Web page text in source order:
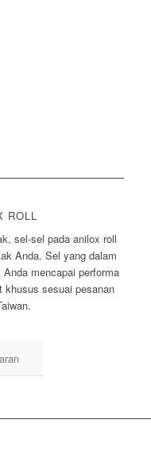
ROLL
sel-sel pada anilox roll
Anda. Sel yang dalam
mencapai performa
khusus sesuai pesanan